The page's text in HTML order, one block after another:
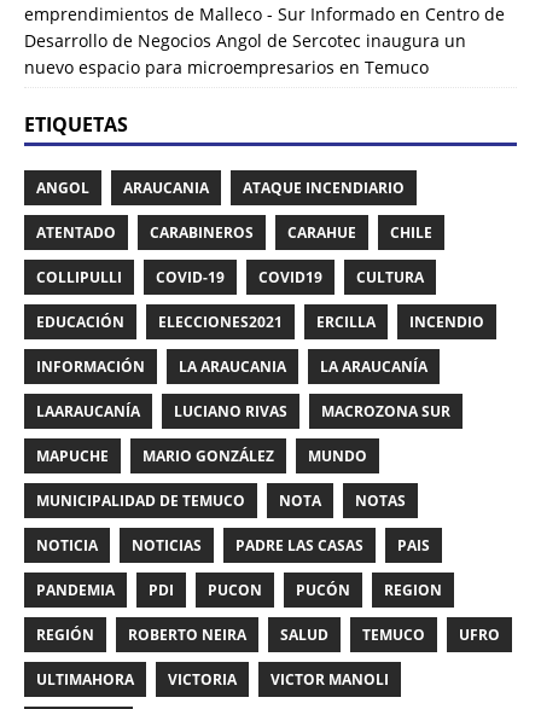
emprendimientos de Malleco - Sur Informado en Centro de
Desarrollo de Negocios Angol de Sercotec inaugura un
nuevo espacio para microempresarios en Temuco
ETIQUETAS
ANGOL ARAUCANIA ATAQUE INCENDIARIO
ATENTADO CARABINEROS CARAHUE CHILE
COLLIPULLI COVID-19 COVID19 CULTURA
EDUCACIÓN ELECCIONES2021 ERCILLA INCENDIO
INFORMACIÓN LA ARAUCANIA LA ARAUCANÍA
LAARAUCANÍA LUCIANO RIVAS MACROZONA SUR
MAPUCHE MARIO GONZÁLEZ MUNDO
MUNICIPALIDAD DE TEMUCO NOTA NOTAS
NOTICIA NOTICIAS PADRE LAS CASAS PAIS
PANDEMIA PDI PUCON PUCÓN REGION
REGIÓN ROBERTO NEIRA SALUD TEMUCO UFRO
ULTIMAHORA VICTORIA VICTOR MANOLI